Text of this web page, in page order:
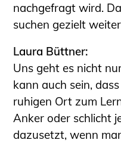
nachgefragt wird.
suchen gezielt
Laura Büttner:
Uns geht es nicht
kann auch sein,
ruhigen Ort zum
Anker oder schlicht
dazusetzt, wenn